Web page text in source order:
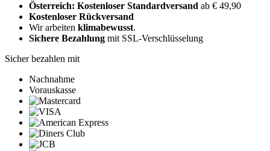
Österreich: Kostenloser Standardversand ab € 49,90
Kostenloser Rückversand
Wir arbeiten klimabewusst.
Sichere Bezahlung mit SSL-Verschlüsselung
Sicher bezahlen mit
Nachnahme
Vorauskasse